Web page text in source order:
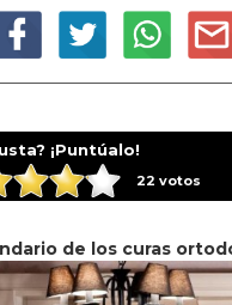
¡Puntúalo!
22 votos
de los curas